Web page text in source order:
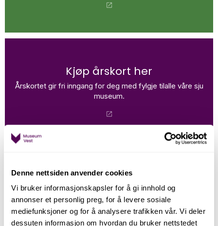
Denne nettsiden anvender cookies
Vi bruker informasjonskapsler for å gi innhold og
annonser et personlig preg, for å levere sosiale
mediefunksjoner og for å analysere trafikken vår. Vi deler
dessuten informasjon om hvordan du bruker nettstedet
Kjøp årskort her
Årskortet gir fri inngang for deg med fylgje tilalle våre sju
museum.
Billettpris